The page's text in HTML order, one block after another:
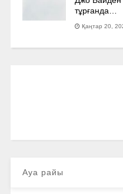
тұрғанда…
Қаңтар 20,
Ауа райы